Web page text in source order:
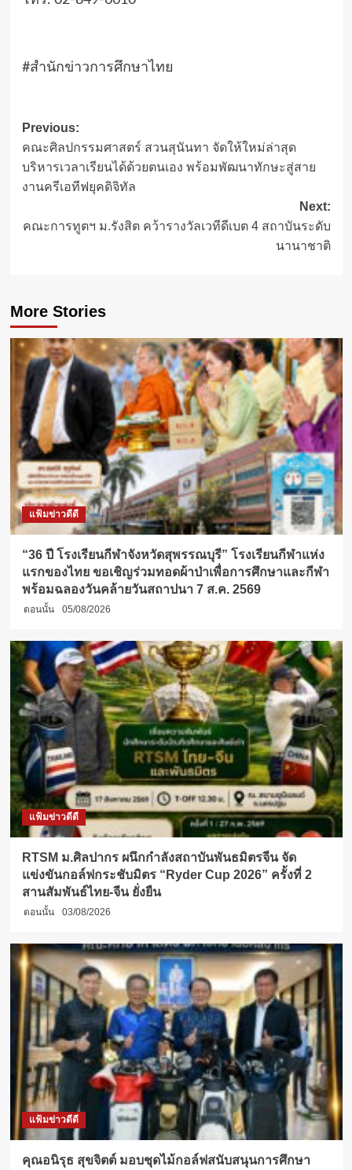
#สำนักข่าวการศึกษาไทย
Post
navigation
Previous:
คณะศิลปกรรมศาสตร์ สวนสุนันทา จัดให้ใหม่ล่าสุด
บริหารเวลาเรียนได้ด้วยตนเอง พร้อมพัฒนาทักษะสู่สาย
งานครีเอทีฟยุคดิจิทัล
Next:
คณะการทูตฯ ม.รังสิต คว้ารางวัลเวทีดีเบต 4 สถาบันระดับ
นานาชาติ
More Stories
แฟ้มข่าวดีดี
“36 ปี โรงเรียนกีฬาจังหวัดสุพรรณบุรี” โรงเรียนกีฬาแห่ง
แรกของไทย ขอเชิญร่วมทอดผ้าป่าเพื่อการศึกษาและกีฬา
พร้อมฉลองวันคล้ายวันสถาปนา 7 ส.ค. 2569
ตอนนั้น 05/08/2026
แฟ้มข่าวดีดี
RTSM ม.ศิลปากร ผนึกกำลังสถาบันพันธมิตรจีน จัด
แข่งขันกอล์ฟกระชับมิตร “Ryder Cup 2026” ครั้งที่ 2
สานสัมพันธ์ไทย-จีน ยั่งยืน
ตอนนั้น 03/08/2026
แฟ้มข่าวดีดี
คุณอนิรุธ สุขจิตต์ มอบชุดไม้กอล์ฟสนับสนุนการศึกษา